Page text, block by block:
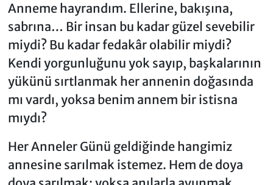
Anneme hayrandım. Ellerine, bakışına,
sabrına… Bir insan bu kadar güzel sevebilir
miydi? Bu kadar fedakâr olabilir miydi?
Kendi yorgunluğunu yok sayıp, başkalarının
yükünü sırtlanmak her annenin doğasında
mı vardı, yoksa benim annem bir istisna
mıydı?
Her Anneler Günü geldiğinde hangimiz
annesine sarılmak istemez. Hem de doya